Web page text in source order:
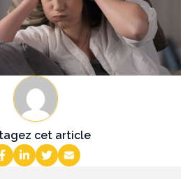
cet article